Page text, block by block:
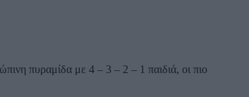
πυραμίδα με 4 – 3 – 2 – 1 παιδιά, οι πιο